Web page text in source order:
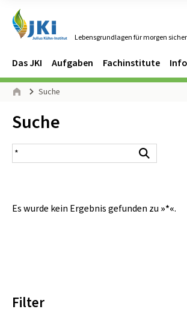
Lebensgrundlagen für morgen
Navigation
Hauptmenü
Das JKI Aufgaben Fachinstitute
Seitenpfad
Suche
Inhalt:
Suche
Suchergebnis
Es wurde kein Ergebnis gefunden zu »*«.
Filter